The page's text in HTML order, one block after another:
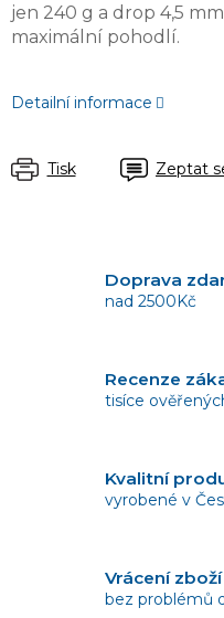
jen 240 g a drop 4,5
maximální pohodlí.
Detailní informace
Tisk Zeptat
Doprava
nad 2500Kč
Recenze
tisíce
Kvalitní
vyrobené v
Vrácení zboží
bez problémů